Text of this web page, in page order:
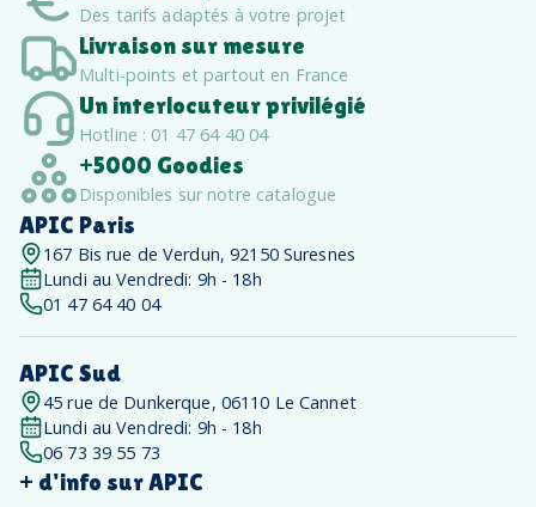
Des tarifs adaptés à votre projet
Livraison sur mesure
Multi-points et partout en France
Un interlocuteur privilégié
Hotline : 01 47 64 40 04
+5000 Goodies
Disponibles sur notre catalogue
APIC Paris
167 Bis rue de Verdun, 92150 Suresnes
Lundi au Vendredi: 9h - 18h
01 47 64 40 04
APIC Sud
45 rue de Dunkerque, 06110 Le Cannet
Lundi au Vendredi: 9h - 18h
06 73 39 55 73
+ d'info sur APIC